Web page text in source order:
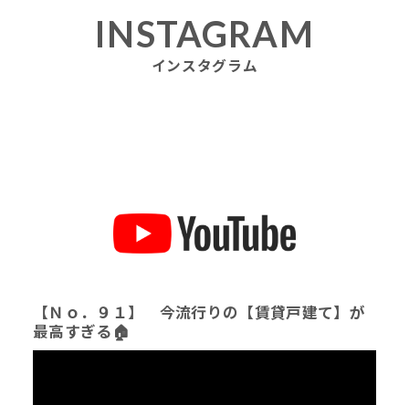
INSTAGRAM
インスタグラム
【Ｎｏ．９１】 今流行りの【賃貸戸建て】が
最高すぎる🏠